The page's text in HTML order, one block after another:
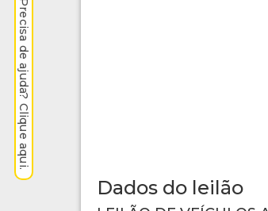
Dados do leilão
Precisa de ajuda? Clique aqui.